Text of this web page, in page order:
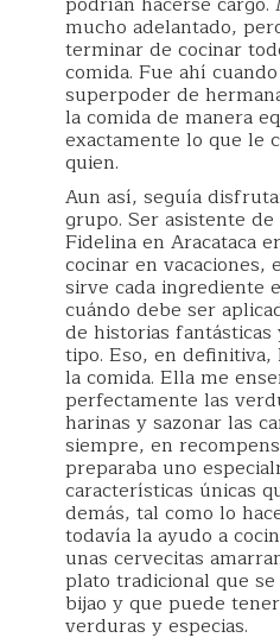
mucho adelantado,
terminar de cocinar
comida. Fue ahí
superpoder de
la comida de manera
exactamente lo que le
quien.
Aun así, seguía
grupo. Ser asistente
Fidelina en Aracataca
cocinar en vacaciones,
sirve cada ingrediente
cuándo debe ser
de historias
tipo. Eso, en definitiva,
la comida. Ella me
perfectamente las
harinas y sazonar las
siempre, en
preparaba uno
características únicas
demás, tal como lo
todavía la ayudo a
unas cervecitas
plato tradicional que
bijao y que puede
verduras y especias.